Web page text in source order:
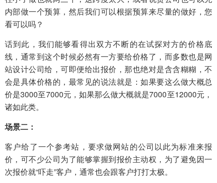
内部做一个预算，然后我们可以根据预算来尽量的做好，您
看可以吗？
话到此，我们能够看得出双方不断的在试探对方的价格底
线，通常到这个时候必然有一方要给价格了，而多数也是网
站设计公司给，可即便给出报价，那也绝对是含含糊糊，不
会是具体价格的，最常见的说法就是：如果要这么做大概总
价是3000至7000元，如果那么做大概就是7000至12000元，
诸如此类。
场景二：
客户给了一个参考站，要求做网站的公司以此为标准来报
价，可不少公司为了能够掌握到报价主动权，为了避免因一
次报价就“吓走”客户，通常也会跟客户打打太极。